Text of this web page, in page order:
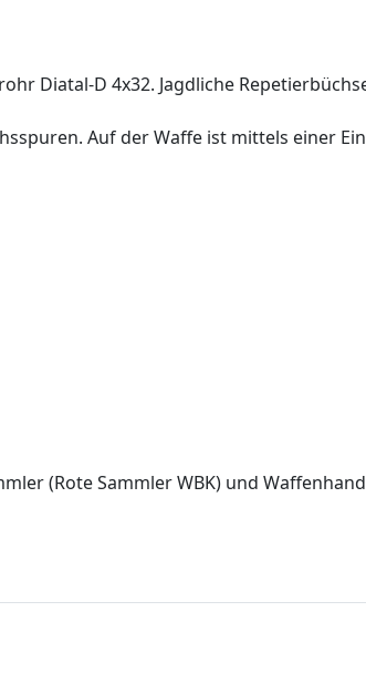
Diatal-D 4x32. Jagdliche
Auf der Waffe ist mittels einer
(Rote Sammler WBK) und